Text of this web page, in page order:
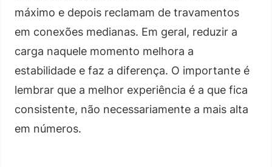
máximo e depois reclamam de travamentos
em conexões medianas. Em geral, reduzir a
carga naquele momento melhora a
estabilidade e faz a diferença. O importante é
lembrar que a melhor experiência é a que fica
consistente, não necessariamente a mais alta
em números.